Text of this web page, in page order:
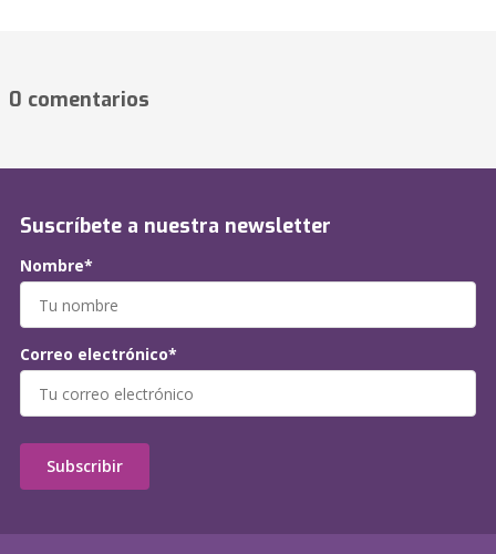
0 comentarios
Suscríbete a nuestra newsletter
Nombre*
Correo electrónico*
Subscribir